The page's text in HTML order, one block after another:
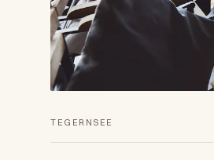
TEGERNSEE